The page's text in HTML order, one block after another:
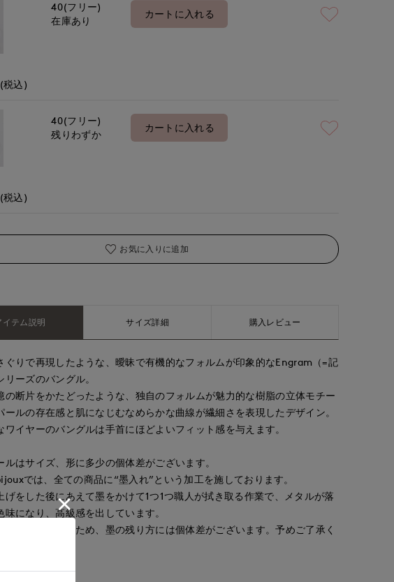
沢店ットパーク多摩南大沢店
税込)
40(フリー)
在庫あり
カートに入れる
税込)
40(フリー)
残りわずか
カートに入れる
お気に入りに追加
イテム説明 サイズ詳細 購入レビュー
ぐりで再現したような、曖昧で有機的なフォルムが印象的なEngram（=記
リーズのバングル。
の断片をかたどったような、独自のフォルムが魅力的な樹脂の立体モチー
ールの存在感と肌になじむなめらかな曲線が繊細さを表現したデザイン。
ワイヤーのバングルは手首にほどよいフィット感を与えます。
はサイズ、形に多少の個体差がございます。
では、全ての商品に“墨入れ”という加工を施しております。
げをした後にあえて墨をかけて1つ1つ職人が拭き取る作業で、メタルが落
味になり、高級感を出しています。
取りは手作業のため、墨の残り方には個体差がございます。予めご了承く